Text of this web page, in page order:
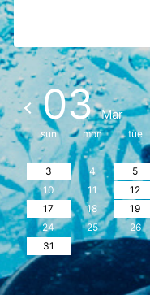
03 Mar
sun mon tue
3
4 5
10
11 12
17
18 19
24
25 26
31